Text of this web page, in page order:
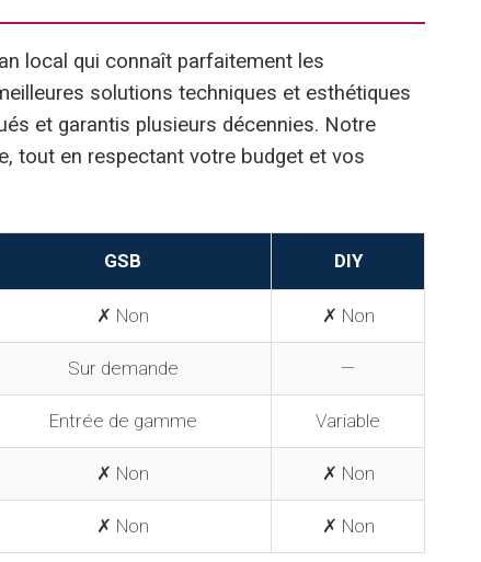
local qui connaît parfaitement les
solutions techniques et esthétiques
et garantis plusieurs décennies. Notre
tout en respectant votre budget et vos
GSB DIY
✗ Non ✗ Non
Sur demande —
Entrée de gamme Variable
✗ Non ✗ Non
✗ Non ✗ Non